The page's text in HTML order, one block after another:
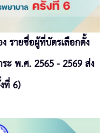
รายชื่อผู้ที่บัตรเลือกตั้ง
ะ พ.ศ. 2565 - 2569 ส่ง
ที่ 6)